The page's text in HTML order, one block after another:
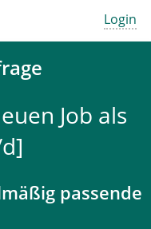
Login
Job als
passende